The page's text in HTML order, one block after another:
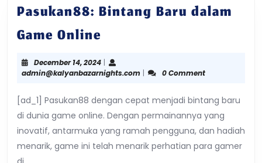
Pasukan88: Bintang Baru dalam
Game Online
Bintang
Baru
dalam
Game
Online
December 14, 2024December
14,
|
admin@kalyanbazarnights.comadmin@kalyanbazarnights.com
| 0 Comment
[ad_1] Pasukan88 dengan cepat menjadi bintang baru
di dunia game online. Dengan permainannya yang
inovatif, antarmuka yang ramah pengguna, dan hadiah
menarik, game ini telah menarik perhatian para gamer